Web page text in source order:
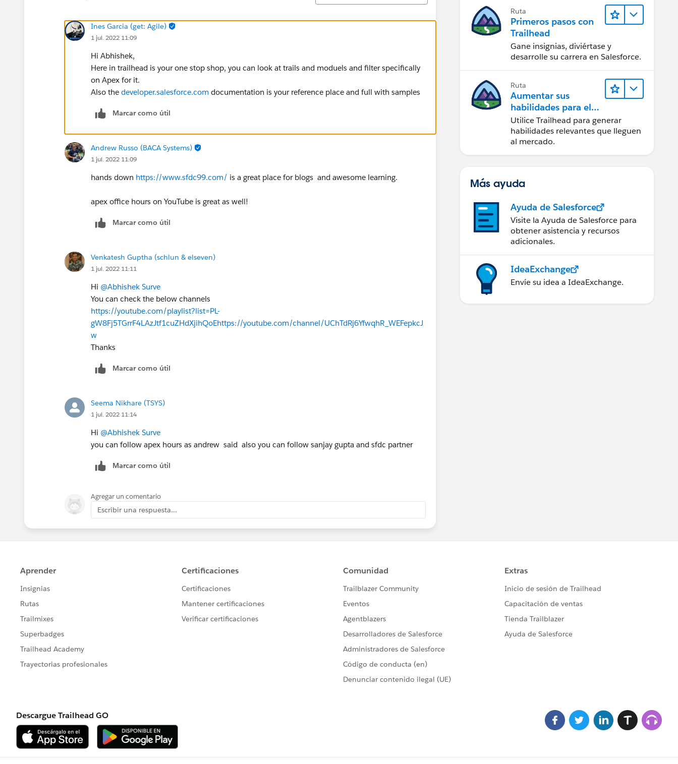
Ines Garcia (get: Agile)
1 jul. 2022 11:09
Hi Abhishek,
Here in trailhead is your one stop shop, you can look at trails and moduels and filter specifically
on Apex for it.
Also the developer.salesforce.com documentation is your reference place and full with samples
Marcar como útil
Andrew Russo (BACA Systems)
1 jul. 2022 11:09
hands down https://www.sfdc99.com/ is a great place for blogs and awesome learning.
apex office hours on YouTube is great as well!
Marcar como útil
Venkatesh Guptha (schlun & elseven)
1 jul. 2022 11:11
Hi @Abhishek Surve
You can check the below channels
https://youtube.com/playlist?list=PL-
gW8Fj5TGrrF4LAzJtf1cuZHdXjihQoEhttps://youtube.com/channel/UChTdRj6YfwqhR_WEFepkcJ
w
Thanks
Marcar como útil
Seema Nikhare (TSYS)
1 jul. 2022 11:14
Hi @Abhishek Surve
you can follow apex hours as andrew said also you can follow sanjay gupta and sfdc partner
Marcar como útil
Agregar un comentario
Escribir una respuesta...
Ruta
Primeros pasos con
Trailhead
Gane insignias, diviértase y
desarrolle su carrera en Salesforce.
Ruta
Aumentar sus
habilidades para el
futuro con Trailhead
Utilice Trailhead para generar
habilidades relevantes que lleguen
al mercado.
Más ayuda
Ayuda de Salesforce
Visite la Ayuda de Salesforce para
obtener asistencia y recursos
adicionales.
IdeaExchange
Envíe su idea a IdeaExchange.